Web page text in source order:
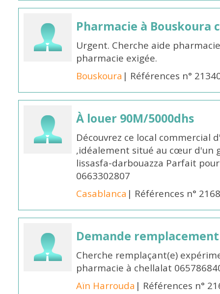
Pharmacie à Bouskoura
Urgent. Cherche aide
pharmacie exigée.
Bouskoura | Références n°
À louer 90M/5000dhs
Découvrez ce local commercial
,idéalement situé au cœur d'un
lissasfa-darbouazza Parfait
0663302807
Casablanca | Références n°
Demande remplacement
Cherche remplaçant(e)
pharmacie à chellalat
Aïn Harrouda | Références n°